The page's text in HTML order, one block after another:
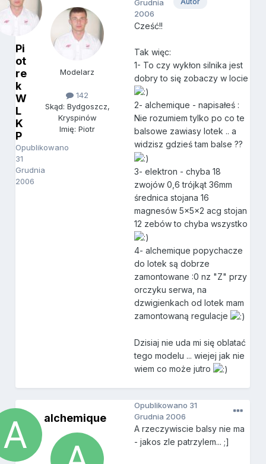
Pi
ot
re
k
W
L
K
P
Opublikowano
31
Grudnia
2006
Modelarz
142
Skąd: Bydgoszcz,
Kryspinów
Imię: Piotr
Grudnia
2006
Cześć!!
Tak więc:
1- To czy wykłon silnika jest
dobry to się zobaczy w locie
2- alchemique - napisałeś :
Nie rozumiem tylko po co te
balsowe zawiasy lotek .. a
widzisz gdzieś tam balse ??
3- elektron - chyba 18
zwojów 0,6 trójkąt 36mm
średnica stojana 16
magnesów 5x5x2 acg stojan
12 zebów to chyba wszystko
4- alchemique popychacze
do lotek są dobrze
zamontowane :0 nz "Z" przy
orczyku serwa, na
dzwigienkach od lotek mam
zamontowaną regulacje
Dzisiaj nie uda mi się oblatać
tego modelu ... wiejej jak nie
wiem co może jutro
alchemique
Opublikowano 31
Grudnia 2006
A rzeczywiscie balsy nie ma
- jakos zle patrzylem... ;]